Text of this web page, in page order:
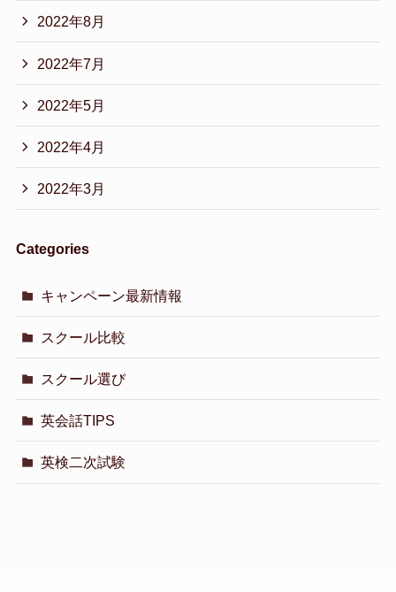
2022年8月
2022年7月
2022年5月
2022年4月
2022年3月
Categories
キャンペーン最新情報
スクール比較
スクール選び
英会話TIPS
英検二次試験